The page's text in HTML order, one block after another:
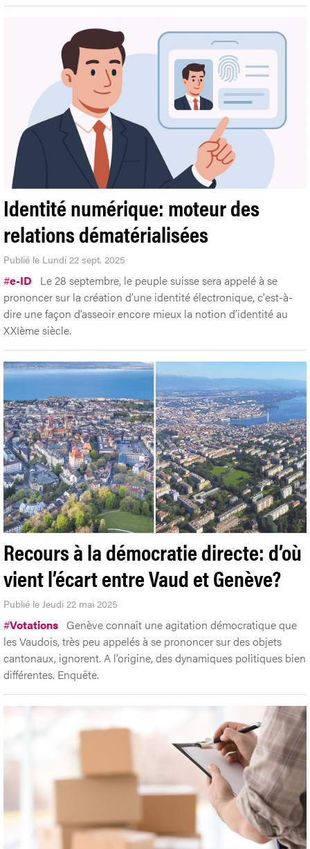
Identité numérique: moteur des
relations dématérialisées
Publié le Lundi 22 sept. 2025
#e-ID
Le 28 septembre, le peuple suisse sera appelé à se
prononcer sur la création d’une identité électronique, c'est-à-
dire une façon d’asseoir encore mieux la notion d’identité au
XXIème siècle.
Recours à la démocratie directe: d’où
vient l’écart entre Vaud et Genève?
Publié le Jeudi 22 mai 2025
#Votations Genève connaît une agitation démocratique que
les Vaudois, très peu appelés à se prononcer sur des objets
cantonaux, ignorent. A l’origine, des dynamiques politiques bien
différentes. Enquête.